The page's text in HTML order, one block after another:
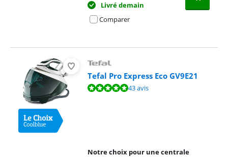
Livré demain
Comparer
Tefal Pro Express Eco GV9E21
La note est de 9,5 sur 10, basée sur 43 avis.43 avis
Notre choix pour une centrale